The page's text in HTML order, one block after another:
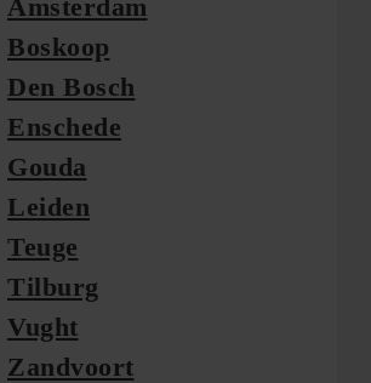
Amsterdam
Boskoop
Den Bosch
Enschede
Gouda
Leiden
Teuge
Tilburg
Vught
Zandvoort